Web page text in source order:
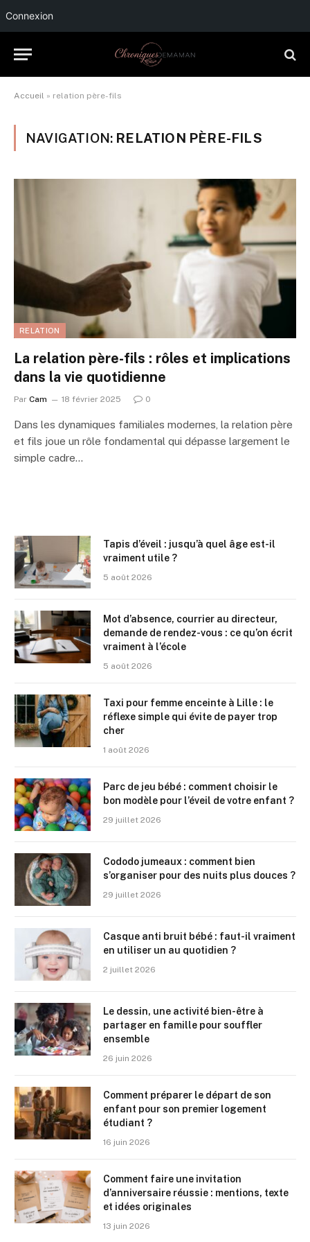
Connexion
Accueil » relation père-fils
NAVIGATION: RELATION PÈRE-FILS
RELATION
La relation père-fils : rôles et implications
dans la vie quotidienne
Par Cam 18 février 2025 0
Dans les dynamiques familiales modernes, la relation père
et fils joue un rôle fondamental qui dépasse largement le
simple cadre…
Tapis d’éveil : jusqu’à quel âge est-il
vraiment utile ?
5 août 2026
Mot d’absence, courrier au directeur,
demande de rendez-vous : ce qu’on écrit
vraiment à l’école
5 août 2026
Taxi pour femme enceinte à Lille : le
réflexe simple qui évite de payer trop
cher
1 août 2026
Parc de jeu bébé : comment choisir le
bon modèle pour l’éveil de votre enfant ?
29 juillet 2026
Cododo jumeaux : comment bien
s’organiser pour des nuits plus douces ?
29 juillet 2026
Casque anti bruit bébé : faut-il vraiment
en utiliser un au quotidien ?
2 juillet 2026
Le dessin, une activité bien-être à
partager en famille pour souffler
ensemble
26 juin 2026
Comment préparer le départ de son
enfant pour son premier logement
étudiant ?
16 juin 2026
Comment faire une invitation
d’anniversaire réussie : mentions, texte
et idées originales
13 juin 2026